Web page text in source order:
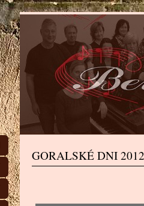
GORALSKÉ DNI 2012